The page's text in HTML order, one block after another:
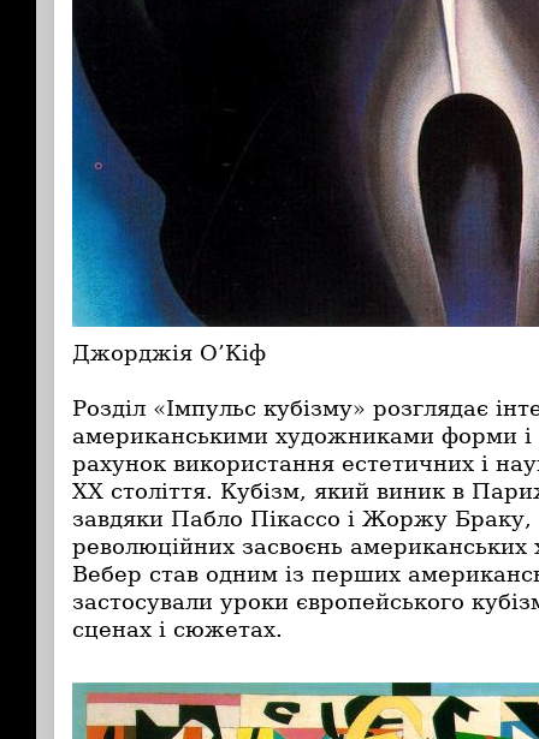
Джорджія О’Кіф
Розділ «Імпульс кубізму» розглядає
американськими художниками форми і
рахунок використання естетичних і
ХХ століття. Кубізм, який виник в
завдяки Пабло Пікассо і Жоржу Браку,
революційних засвоєнь
Вебер став одним із перших
застосували уроки європейського
сценах і сюжетах.